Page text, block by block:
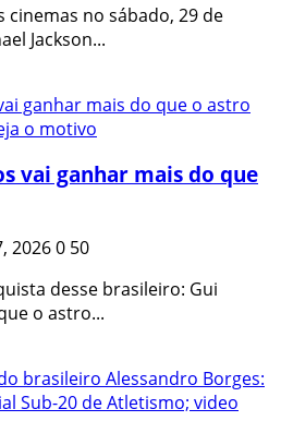
cinemas no sábado, 29 de
Jackson...
vai ganhar mais do que
20260 50
desse brasileiro: Gui
o astro...